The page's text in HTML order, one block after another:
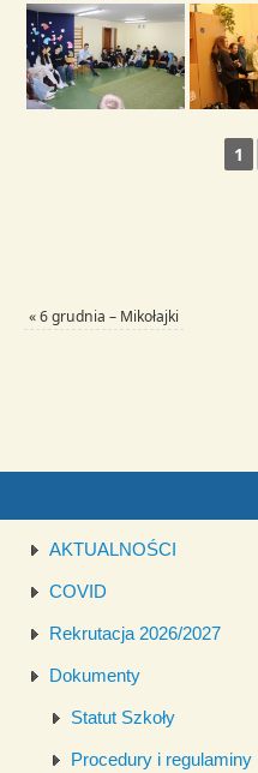
1
«6 grudnia – Mikołajki
AKTUALNOŚCI
COVID
Rekrutacja 2026/2027
Dokumenty
Statut Szkoły
Procedury i regulaminy